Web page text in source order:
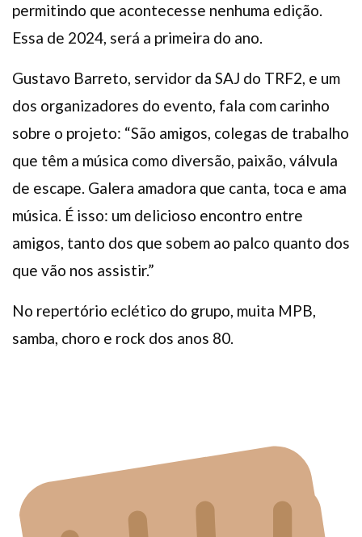
permitindo que acontecesse nenhuma edição.
Essa de 2024, será a primeira do ano.
Gustavo Barreto, servidor da SAJ do TRF2, e um
dos organizadores do evento, fala com carinho
sobre o projeto: “São amigos, colegas de trabalho
que têm a música como diversão, paixão, válvula
de escape. Galera amadora que canta, toca e ama
música. É isso: um delicioso encontro entre
amigos, tanto dos que sobem ao palco quanto dos
que vão nos assistir.”
No repertório eclético do grupo, muita MPB,
samba, choro e rock dos anos 80.